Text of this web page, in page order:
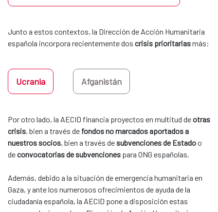
Junto a estos contextos, la Dirección de Acción Humanitaria
española incorpora recientemente dos crisis prioritarias más:
Ucrania Afganistán
Por otro lado, la AECID financia proyectos en multitud de otras
crisis, bien a través de fondos no marcados aportados a
nuestros socios, bien a través de subvenciones de Estado o
de convocatorias de subvenciones para ONG españolas.
​​​​​​​Además, debido a la situación de emergencia humanitaria en
Gaza, y ante los numerosos ofrecimientos de ayuda de la
ciudadanía española, la AECID pone a disposición estas